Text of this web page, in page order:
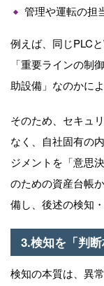
管理や運転の担
例えば、同じPLCと
「重要ラインの制
助設備」なのかに
そのため、セキュ
なく、⾃社固有の
ジメントを「意思
のための資産台帳
備し、後述の検知
3.検知を「判
検知の本質は、異